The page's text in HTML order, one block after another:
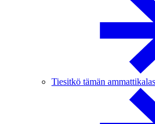
Tiesitkö tämän